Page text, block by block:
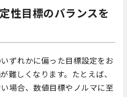
性目標のバランスを
ずれかに偏った目標設定をお
難しくなります。たとえば、
場合、数値目標やノルマに至